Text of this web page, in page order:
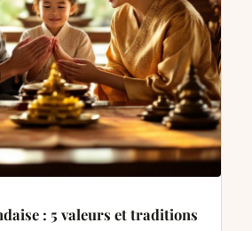
: 5 valeurs et traditions